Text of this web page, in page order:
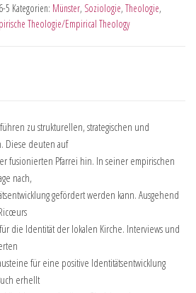
5 Kategorien: Münster, Soziologie, Theologie,
Theologie/Empirical Theology
zu strukturellen, strategischen und
Diese deuten auf
fusionierten Pfarrei hin. In seiner empirischen
nach,
gefördert werden kann. Ausgehend
die Identität der lokalen Kirche. Interviews und
für eine positive Identitätsentwicklung
erhellt